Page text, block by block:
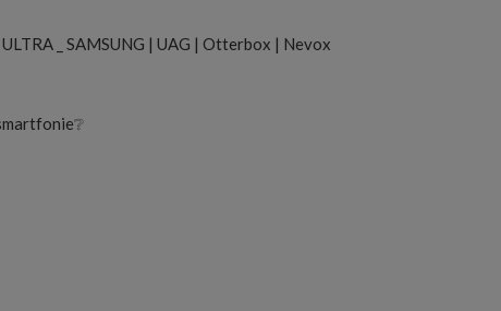
_ SAMSUNG | UAG | Otterbox | Nevox